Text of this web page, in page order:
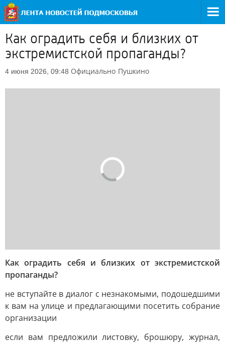
Как оградить себя и близких от
экстремистской пропаганды?
4 июня 2026, 09:48 Официально Пушкино
Как оградить себя и близких от экстремистской
пропаганды?
не вступайте в диалог с незнакомыми, подошедшими
к вам на улице и предлагающими посетить собрание
организации
если вам предложили листовку, брошюру, журнал,